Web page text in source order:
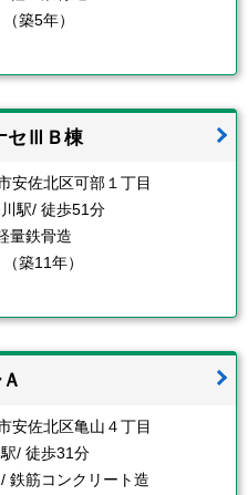
築5年）
セⅢＢ棟
安佐北区可部１丁目
駅/ 徒歩51分
量鉄骨造
築11年）
安佐北区亀山４丁目
/ 徒歩31分
鉄筋コンクリート造